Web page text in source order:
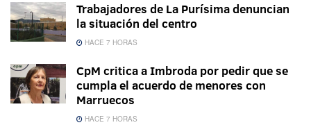
Trabajadores de La Purísima denuncian
la situación del centro
HACE 7 HORAS
CpM critica a Imbroda por pedir que se
cumpla el acuerdo de menores con
Marruecos
HACE 7 HORAS